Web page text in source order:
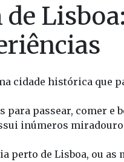
de
cidade histórica que
passear, comer e
inúmeros
perto de Lisboa, ou